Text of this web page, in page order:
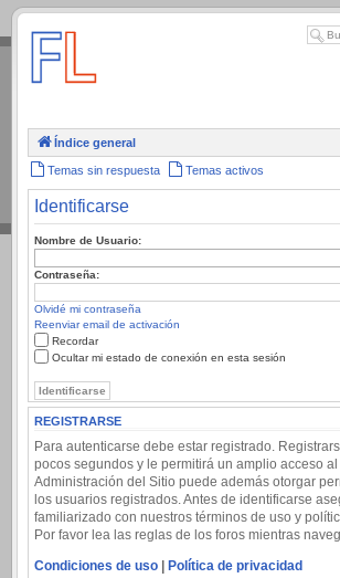
.
Índice general
Temas sin respuesta Temas activos
Identificarse
Nombre de Usuario:
Contraseña:
Olvidé mi contraseña
Reenviar email de activación
Recordar
Ocultar mi estado de conexión en esta sesión
REGISTRARSE
Para autenticarse debe estar registrado.
pocos segundos y le permitirá un amplio acceso al
Administración del Sitio puede además otorgar
los usuarios registrados. Antes de identificarse
familiarizado con nuestros términos de uso y
Por favor lea las reglas de los foros mientras
Condiciones de uso | Política de privacidad